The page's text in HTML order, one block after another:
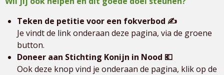
Teken de petitie voor een fokverbod ✍️
Je vindt de link onderaan deze pagina, via de groene
button.
Doneer aan Stichting Konijn in Nood 💶
Ook deze knop vind je onderaan de pagina, klik op de